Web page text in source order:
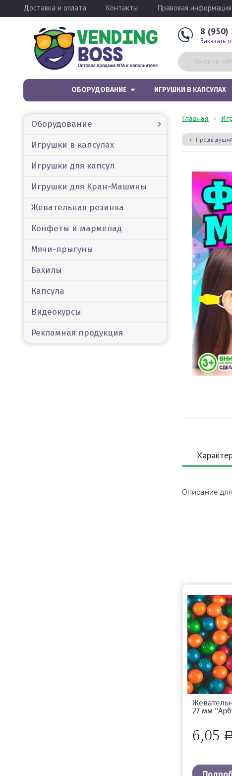
Доставка и оплата Контакты Правовая информация
8 (950)
Заказать
ОБОРУДОВАНИЕ ИГРУШКИ В КАПСУЛАХ
Оборудование
Игрушки в капсулах
Игрушки для капсул
Игрушки для Кран-Машины
Жевательная резинка
Конфеты и мармелад
Мячи-прыгуны
Бахилы
Капсула
Видеокурсы
Рекламная продукция
Главная
Описание
27 мм
6,05